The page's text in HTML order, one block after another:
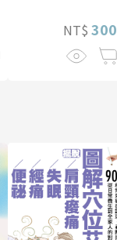
NT$ 300